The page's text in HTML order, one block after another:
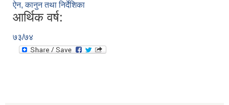
ऐन, कानुन तथा निर्देशिका
आर्थिक वर्ष:
७३/७४